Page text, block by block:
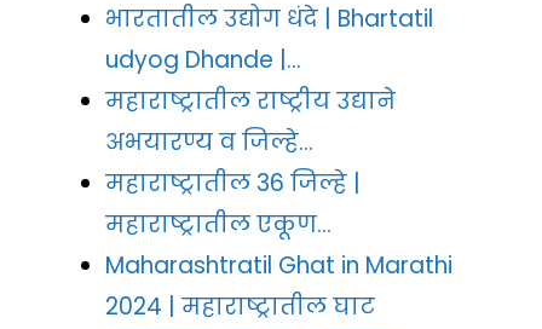
भारतातील उद्योग धंदे | Bhartatil
udyog Dhande |…
महाराष्ट्रातील राष्ट्रीय उद्याने
अभयारण्य व जिल्हे…
महाराष्ट्रातील 36 जिल्हे |
महाराष्ट्रातील एकूण…
Maharashtratil Ghat in Marathi
2024 | महाराष्ट्रातील घाट